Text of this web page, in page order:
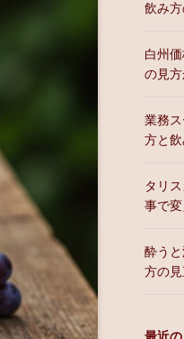
飲み
白州
の見
業務
方と
タリ
事で
酔う
方の